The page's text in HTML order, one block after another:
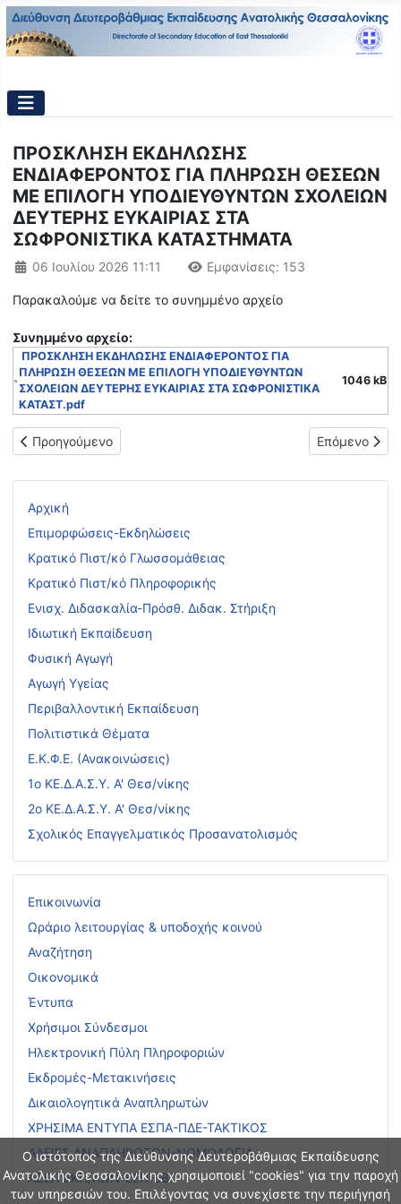
Ο ιστότοπος της Διεύθυνσης Δευτεροβάθμιας Εκπαίδευσης
Ανατολικής Θεσσαλονίκης χρησιμοποιεί "cookies" για την παροχή
των υπηρεσιών του. Επιλέγοντας να συνεχίσετε την περιήγησή
Αρχική
Επιμορφώσεις-Εκδηλώσεις
Κρατικό Πιστ/κό Γλωσσομάθειας
Κρατικό Πιστ/κό Πληροφορικής
Ενισχ. Διδασκαλία-Πρόσθ. Διδακ. Στήριξη
Ιδιωτική Εκπαίδευση
Φυσική Αγωγή
Αγωγή Υγείας
Περιβαλλοντική Εκπαίδευση
Πολιτιστικά Θέματα
Ε.Κ.Φ.Ε. (Ανακοινώσεις)
1ο ΚΕ.Δ.Α.Σ.Υ. Α' Θεσ/νίκης
2ο ΚΕ.Δ.Α.Σ.Υ. Α' Θεσ/νίκης
Σχολικός Επαγγελματικός Προσανατολισμός
Επικοινωνία
Ωράριο λειτουργίας & υποδοχής κοινού
Αναζήτηση
Οικονομικά
Έντυπα
Χρήσιμοι Σύνδεσμοι
Ηλεκτρονική Πύλη Πληροφοριών
Εκδρομές-Μετακινήσεις
Δικαιολογητικά Αναπληρωτών
ΧΡΗΣΙΜΑ ΕΝΤΥΠΑ ΕΣΠΑ-ΠΔΕ-ΤΑΚΤΙΚΟΣ
ΑΔΕΙΕΣ ΑΝΑΠΛΗΡΩΤΩΝ-ΝΟΜΟΛΟΓΙΑ
ΑΣΕΠ ΕΚΠ/ΚΩΝ-ΕΕΠ-ΕΒΠ
ΠΡΟΣΚΛΗΣΗ ΕΚΔΗΛΩΣΗΣ
ΕΝΔΙΑΦΕΡΟΝΤΟΣ ΓΙΑ ΠΛΗΡΩΣΗ ΘΕΣΕΩΝ
ΜΕ ΕΠΙΛΟΓΗ ΥΠΟΔΙΕΥΘΥΝΤΩΝ ΣΧΟΛΕΙΩΝ
ΔΕΥΤΕΡΗΣ ΕΥΚΑΙΡΙΑΣ ΣΤΑ
ΣΩΦΡΟΝΙΣΤΙΚΑ ΚΑΤΑΣΤΗΜΑΤΑ
Λεπτομέρειες
06 Ιουλίου 2026 11:11 Εμφανίσεις: 153
Παρακαλούμε να δείτε το συνημμένο αρχείο
Συνημμένo αρχείο:
ΠΡΟΣΚΛΗΣΗ ΕΚΔΗΛΩΣΗΣ ΕΝΔΙΑΦΕΡΟΝΤΟΣ ΓΙΑ
ΠΛΗΡΩΣΗ ΘΕΣΕΩΝ ΜΕ ΕΠΙΛΟΓΗ ΥΠΟΔΙΕΥΘΥΝΤΩΝ
ΣΧΟΛΕΙΩΝ ΔΕΥΤΕΡΗΣ ΕΥΚΑΙΡΙΑΣ ΣΤΑ ΣΩΦΡΟΝΙΣΤΙΚΑ
ΚΑΤΑΣΤ.pdf
1046 kB
Προηγούμενο άρθρο: Πρόσκληση εκδήλωσης ενδιαφέροντος
Προηγούμενο Επόμενο
Επόμενο